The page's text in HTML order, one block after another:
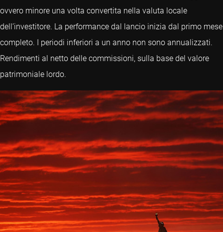
ovvero minore una volta convertita nella valuta locale
dell’investitore. La performance dal lancio inizia dal primo mese
completo. I periodi inferiori a un anno non sono annualizzati.
Rendimenti al netto delle commissioni, sulla base del valore
patrimoniale lordo.